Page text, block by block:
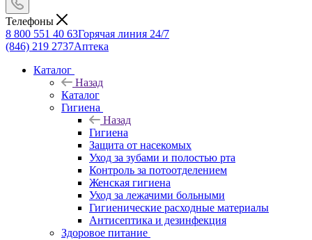
Телефоны
8 800 551 40 63Горячая линия 24/7
(846) 219 2737Аптека
Каталог
Назад
Каталог
Гигиена
Назад
Гигиена
Защита от насекомых
Уход за зубами и полостью рта
Контроль за потоотделением
Женская гигиена
Уход за лежачими больными
Гигиенические расходные материалы
Антисептика и дезинфекция
Здоровое питание